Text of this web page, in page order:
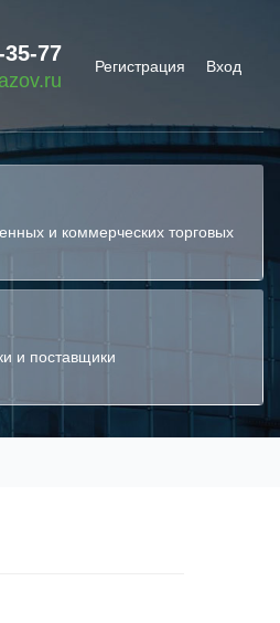
35-77
Регистрация Вход
и коммерческих торговых
и поставщики